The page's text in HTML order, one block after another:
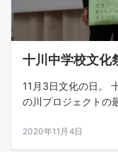
十川中学校文化
11月3日文化の日。
の川プロジェクトの
2020年11月4日